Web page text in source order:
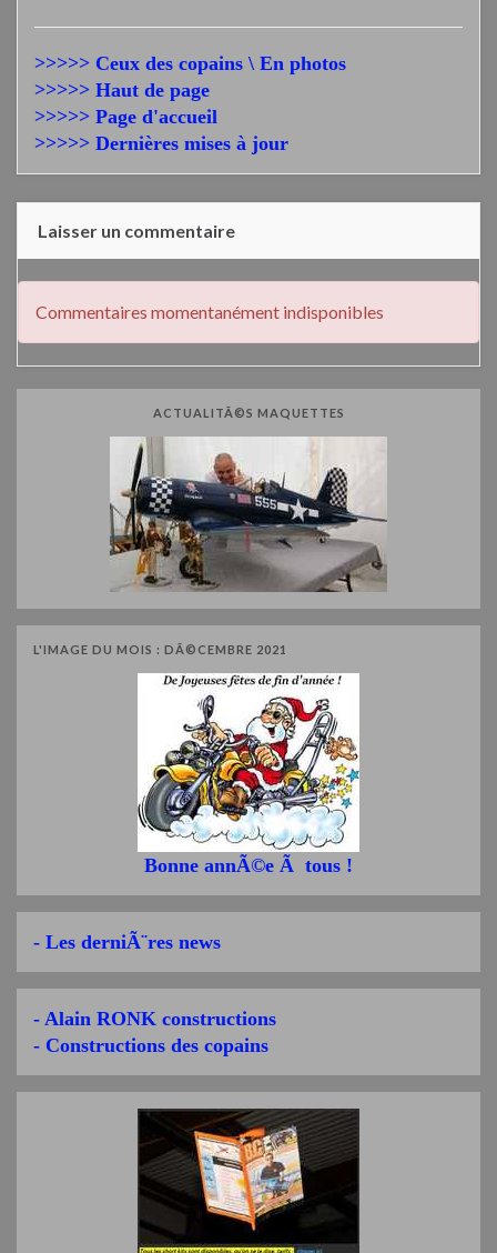
>>>>> Ceux des copains \ En photos
>>>>> Haut de page
>>>>> Page d'accueil
>>>>> Dernières mises à jour
Laisser un commentaire
Commentaires momentanément indisponibles
ACTUALITÃ©S MAQUETTES
L'IMAGE DU MOIS : DÃ©CEMBRE 2021
Bonne annÃ©e Ã tous !
- Les derniÃ¨res news
- Alain RONK constructions
- Constructions des copains